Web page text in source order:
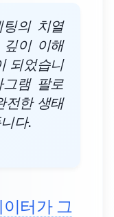
의 치열
이 이해
되었습니
램 팔로
전한 생태
다.
터가 그